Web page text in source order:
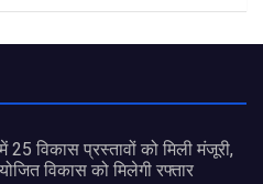
25 विकास प्रस्तावों को मिली मंजूरी,
विकास को मिलेगी रफ्तार